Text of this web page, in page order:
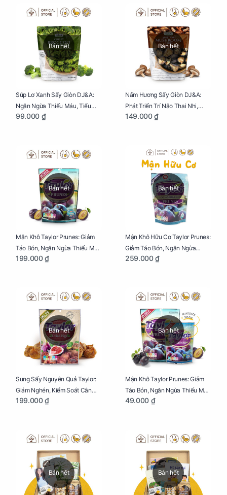
Bán hết
Súp Lơ Xanh Sấy Giòn DJ&A:
Ngăn Ngừa Thiếu Máu, Tiểu
Đường, Dị Tật Thai Nhi Túi 25g
99.000 ₫
Bán hết
Nấm Hương Sấy Giòn DJ&A:
Phát Triển Trí Não Thai Nhi,
Giảm Mệt Mỏi Cho Mẹ Bầu Túi
149.000 ₫
Bán hết
Mận Khô Taylor Prunes: Giảm
Táo Bón, Ngăn Ngừa Thiếu Máu
Cho Mẹ Bầu Túi 250g
199.000 ₫
Bán hết
Mận Khô Hữu Cơ Taylor Prunes:
Giảm Táo Bón, Ngăn Ngừa
Thiếu Máu Cho Mẹ Bầu Túi
259.000 ₫
Bán hết
Sung Sấy Nguyên Quả Taylor:
Giảm Nghén, Kiểm Soát Cân
Nặng Cho Mẹ Bầu Túi 190g
199.000 ₫
Bán hết
Mận Khô Taylor Prunes: Giảm
Táo Bón, Ngăn Ngừa Thiếu Máu
Cho Mẹ Bầu Túi 50g
49.000 ₫
Bán hết Bán hết